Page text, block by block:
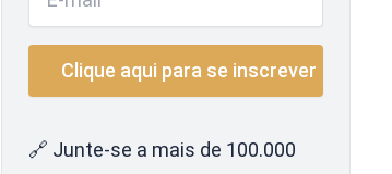
🔗 Junte-se a mais de 100.000